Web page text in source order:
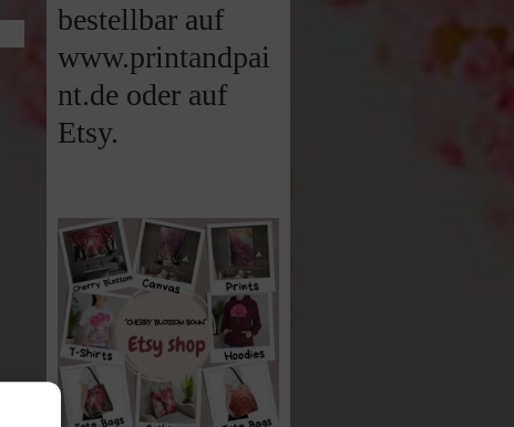
bestellbar auf
www.printandpai
nt.de oder auf
Etsy.